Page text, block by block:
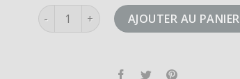
quantité de stan smith luxAJOUTER AU PANIER